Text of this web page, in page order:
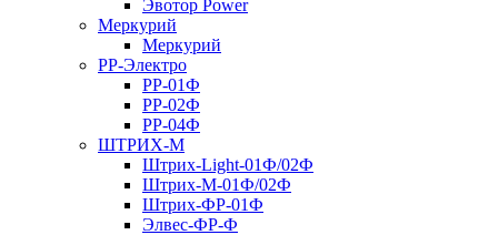
Эвотор Power
Меркурий
Меркурий
РР-Электро
РР-01Ф
РР-02Ф
РР-04Ф
ШТРИХ-М
Штрих-Light-01Ф/02Ф
Штрих-М-01Ф/02Ф
Штрих-ФР-01Ф
Элвес-ФР-Ф